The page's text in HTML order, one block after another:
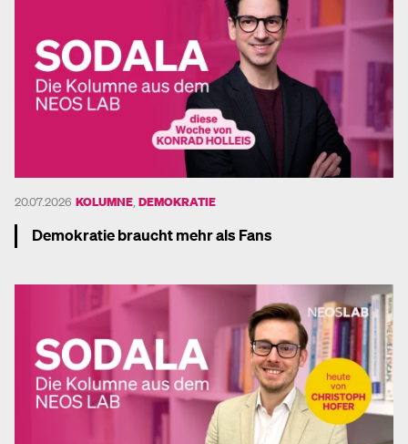
20.07.2026 KOLUMNE DEMOKRATIE
Demokratie braucht mehr als Fans